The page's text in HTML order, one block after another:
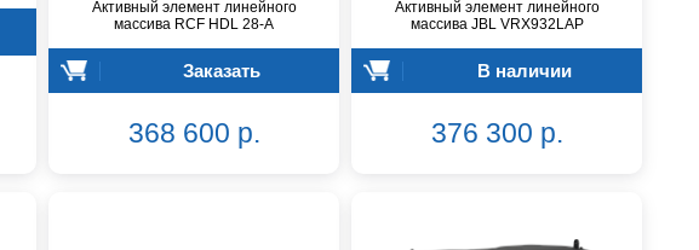
Активный элемент линейного
массива RCF HDL 28-A
Заказать
368 600 р.
Активный элемент линейного
массива JBL VRX932LAP
В наличии
376 300 р.